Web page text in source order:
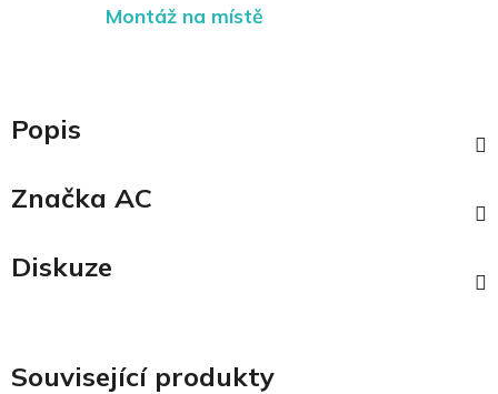
Montáž na místě
Popis
Značka AC
Diskuze
Související produkty